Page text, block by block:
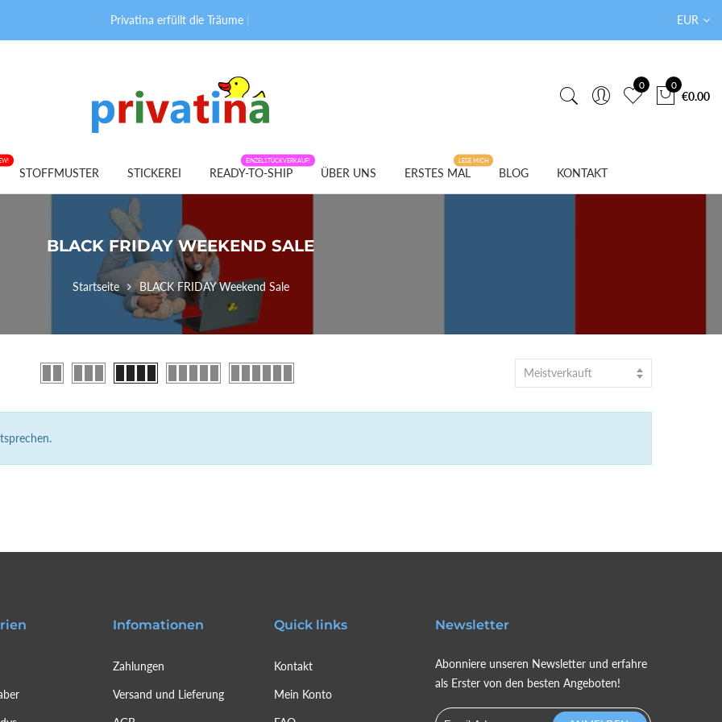
Privatina erfüllt die Träume vo EUR
0 0
€0.00
STOFFMUSTER STICKEREI READY-TO-SHIP
EINZELSTÜCKVERKAUF!
ÜBER UNS ERSTES MAL
LESE MICH
BLOG KONTAKT
BLACK FRIDAY WEEKEND SALE
Startseite BLACK FRIDAY Weekend Sale
Meistverkauft
Infomationen
Zahlungen
Versand und Lieferung
Quick links
Kontakt
Mein Konto
Newsletter
Abonniere unseren Newsletter und erfahre
als Erster von den besten Angeboten!